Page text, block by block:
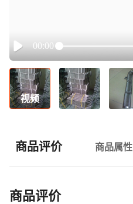
Play
00:00
视频
商品评价 商品属性
商品评价